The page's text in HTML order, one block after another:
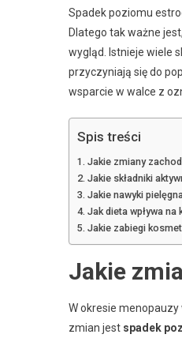
Spadek poziomu
Dlatego tak ważne
wygląd. Istnieje wiele
przyczyniają się do
wsparcie w walce z
Spis treści
Jakie zmiany
Jakie składniki
Jakie nawyki
Jak dieta wpływa
Jakie zabiegi
Jakie
W okresie
zmian jest spadek